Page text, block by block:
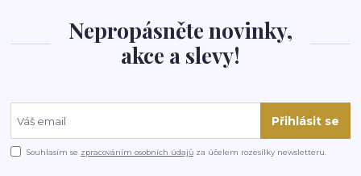
Nepropásněte novinky,
akce a slevy!
Přihlásit se
Souhlasím se zpracováním osobních údajů za účelem rozesílky newsletteru.